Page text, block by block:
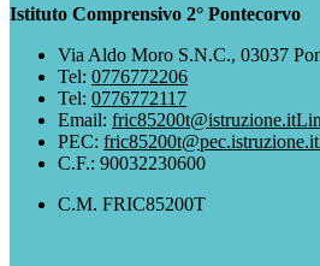
Istituto Comprensivo 2° Pontecorvo
Via Aldo Moro S.N.C., 03037
Tel: 0776772206
Tel: 0776772117
Email: fric85200t@istruzione.it
PEC: fric85200t@pec.istruzione.it
C.F.: 90032230600
C.M. FRIC85200T